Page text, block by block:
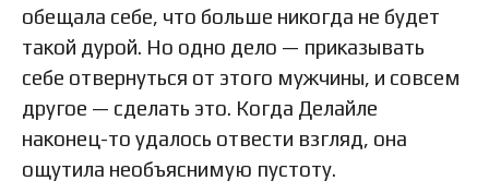
обещала себе, что больше никогда не будет
такой дурой. Но одно дело — приказывать
себе отвернуться от этого мужчины, и совсем
другое — сделать это. Когда Делайле
наконец-то удалось отвести взгляд, она
ощутила необъяснимую пустоту.